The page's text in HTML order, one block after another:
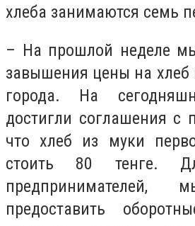
хлеба занимаются семь
– На прошлой неделе
завышения цены на хлеб
города. На
достигли соглашения с
что хлеб из муки
стоить 80 тенге.
предпринимателей,
предоставить